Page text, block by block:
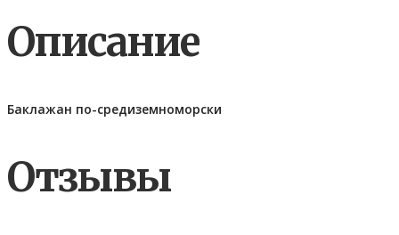
Описание
Баклажан по-средиземноморски
Отзывы